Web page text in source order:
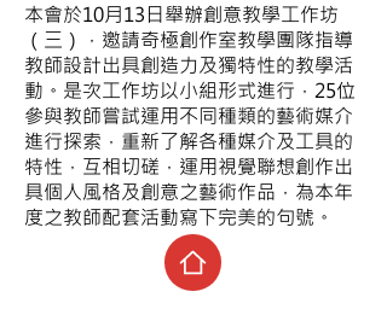
本會於10月13日舉辦創意教學工作坊
（三），邀請奇極創作室教學團隊指導
教師設計出具創造力及獨特性的教學活
動。是次工作坊以小組形式進行，25位
參與教師嘗試運用不同種類的藝術媒介
進行探索，重新了解各種媒介及工具的
特性，互相切磋，運用視覺聯想創作出
具個人風格及創意之藝術作品，為本年
度之教師配套活動寫下完美的句號。